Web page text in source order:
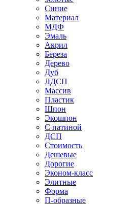
Синие
Материал
МДФ
Эмаль
Акрил
Береза
Дерево
Дуб
ЛДСП
Массив
Пластик
Шпон
Экошпон
С патиной
ДСП
Стоимость
Дешевые
Дорогие
Эконом-класс
Элитные
Форма
П-образные